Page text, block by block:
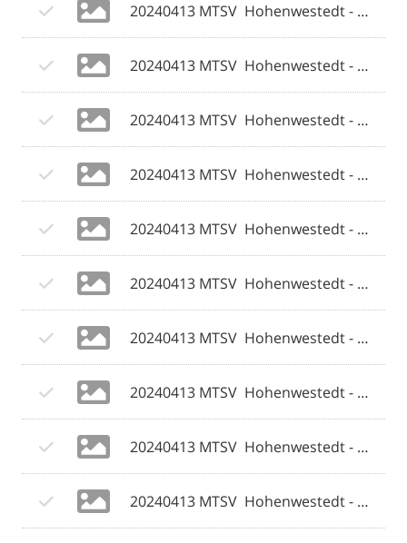
20240413 MTSV  Hohenwestedt - Weiche Flensburg 08 II 051 © 2024 Olaf Wegerich.jpg
20240413 MTSV  Hohenwestedt - Weiche Flensburg 08 II 052 © 2024 Olaf Wegerich.jpg
20240413 MTSV  Hohenwestedt - Weiche Flensburg 08 II 053 © 2024 Olaf Wegerich.jpg
20240413 MTSV  Hohenwestedt - Weiche Flensburg 08 II 054 © 2024 Olaf Wegerich.jpg
20240413 MTSV  Hohenwestedt - Weiche Flensburg 08 II 055 © 2024 Olaf Wegerich.jpg
20240413 MTSV  Hohenwestedt - Weiche Flensburg 08 II 056 © 2024 Olaf Wegerich.jpg
20240413 MTSV  Hohenwestedt - Weiche Flensburg 08 II 057 © 2024 Olaf Wegerich.jpg
20240413 MTSV  Hohenwestedt - Weiche Flensburg 08 II 058 © 2024 Olaf Wegerich.jpg
20240413 MTSV  Hohenwestedt - Weiche Flensburg 08 II 059 © 2024 Olaf Wegerich.jpg
20240413 MTSV  Hohenwestedt - Weiche Flensburg 08 II 060 © 2024 Olaf Wegerich.jpg